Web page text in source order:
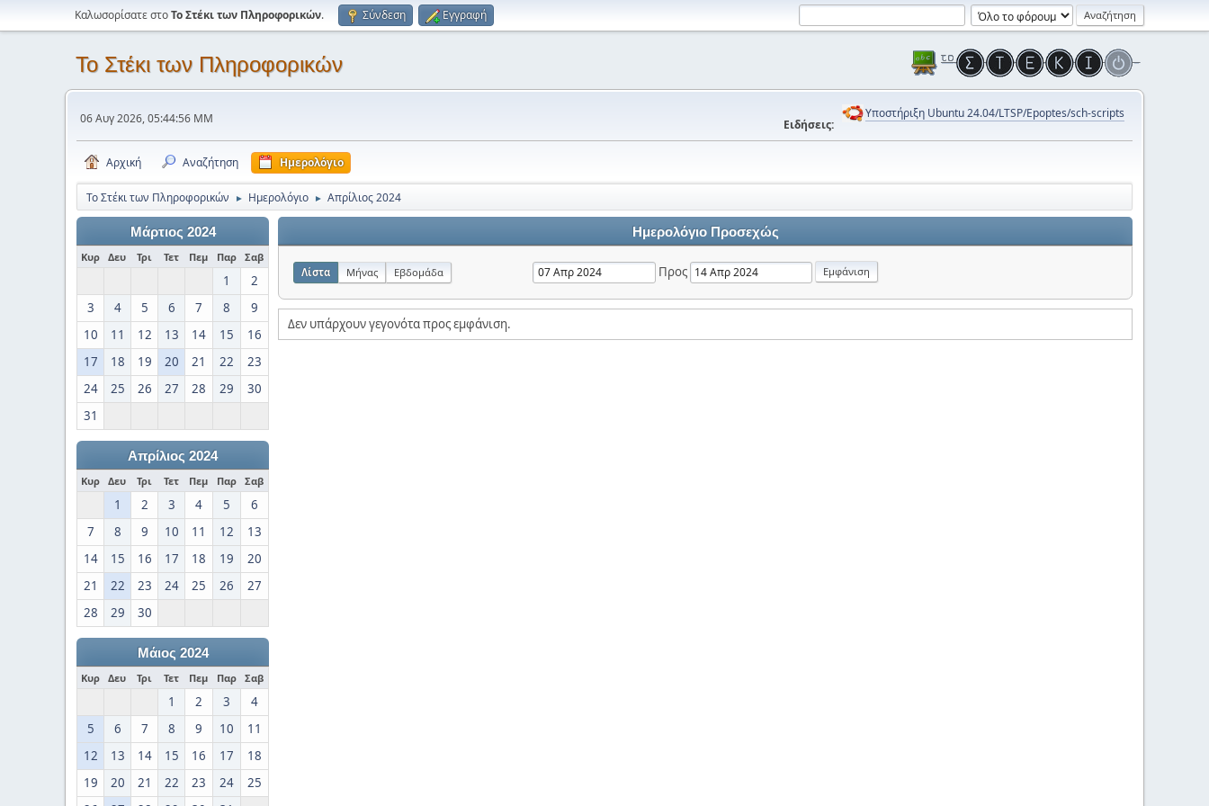
Καλωσορίσατε στοΤο Στέκι των Πληροφορικών. Σύνδεση Εγγραφή
Το Στέκι των Πληροφορικών
06 Αυγ 2026, 05:44:56 ΜΜ Ειδήσεις:
Υποστήριξη Ubuntu 24.04/LTSP/Epoptes/sch-scripts
Αρχική Αναζήτηση Ημερολόγιο
Το Στέκι των Πληροφορικών ► Ημερολόγιο ► Απρίλιος 2024
Μάρτιος 2024
Κυρ Δευ Τρι Τετ Πεμ Παρ Σαβ
1
2
3
4 5 6 7 8
9
10
11 12 13 14 15
16
17
18 19 20 21 22
23
24
25 26 27 28 29
30
31
Απρίλιος 2024
Κυρ Δευ Τρι Τετ Πεμ Παρ Σαβ
1 2 3 4 5
6
7
8 9 10 11 12
13
14
15 16 17 18 19
20
21
22 23 24 25 26
27
28
29 30
Μάιος 2024
Κυρ Δευ Τρι Τετ Πεμ Παρ Σαβ
1 2 3
4
5
6 7 8 9 10
11
12
13 14 15 16 17
18
19
20 21 22 23 24
25
Ημερολόγιο Προσεχώς
Λίστα Μήνας Εβδομάδα Προς
Δεν υπάρχουν γεγονότα προς εμφάνιση.